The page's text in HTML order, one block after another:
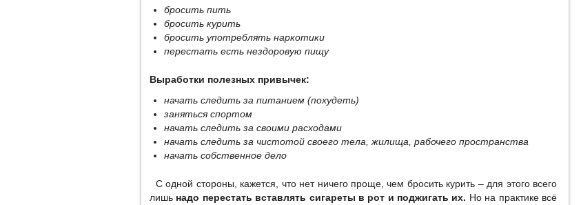
бросить пить
бросить курить
бросить употреблять наркотики
перестать есть нездоровую пищу
Выработки полезных привычек:
начать следить за питанием (похудеть)
заняться спортом
начать следить за своими расходами
начать следить за чистотой своего тела, жилища, рабочего пространства
начать собственное дело
С одной стороны, кажется, что нет ничего проще, чем бросить курить – для этого всего
лишь надо перестать вставлять сигареты в рот и поджигать их. Но на практике всё